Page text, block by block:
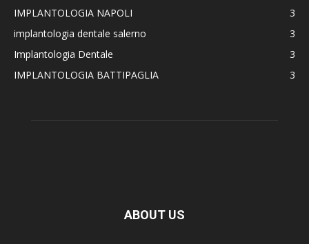
IMPLANTOLOGIA NAPOLI
3
implantologia dentale salerno
3
Implantologia Dentale
3
IMPLANTOLOGIA BATTIPAGLIA
3
ABOUT US